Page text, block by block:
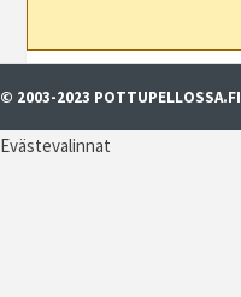
© 2003-2023 POTTUPELLOSSA.FI
Evästevalinnat